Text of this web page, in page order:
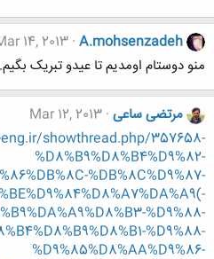
A.mohsenzadeh
14, 2013
منو دوستام اومدیم تا عیدو تبریک بگیم.
مرتضی ساعی Mar 12, 2013
showthread.php/357658-
%D8%B9%D8%B4%D9%82-
%DB%8C%D9%87-
%D9%88-
%D9%88-
%D9%85%D8%AA%D9%86-